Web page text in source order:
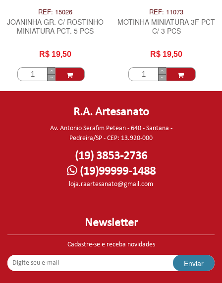
REF: 15026
JOANINHA GR. C/ ROSTINHO
MINIATURA PCT. 5 PCS
R$ 19,50
REF: 11073
MOTINHA MINIATURA 3F PCT
C/ 3 PCS
R$ 19,50
R.A. Artesanato
Av. Antonio Serafim Petean - 640 - Santana -
Pedreira/SP - CEP: 13.920-000
(19) 3853-2736
(19)99999-1488
loja.raartesanato@gmail.com
Newsletter
Cadastre-se e receba novidades
Enviar